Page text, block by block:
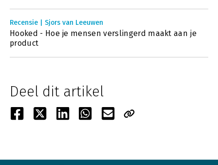
Recensie | Sjors van Leeuwen
Hooked - Hoe je mensen verslingerd maakt aan je
product
Deel dit artikel